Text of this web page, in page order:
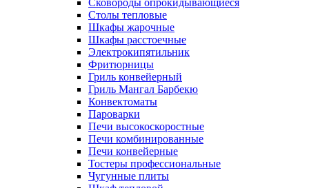
Сковороды опрокидывающиеся
Столы тепловые
Шкафы жарочные
Шкафы расстоечные
Электрокипятильник
Фритюрницы
Гриль конвейерный
Гриль Мангал Барбекю
Конвектоматы
Пароварки
Печи высокоскоростные
Печи комбинированные
Печи конвейерные
Тостеры профессиональные
Чугунные плиты